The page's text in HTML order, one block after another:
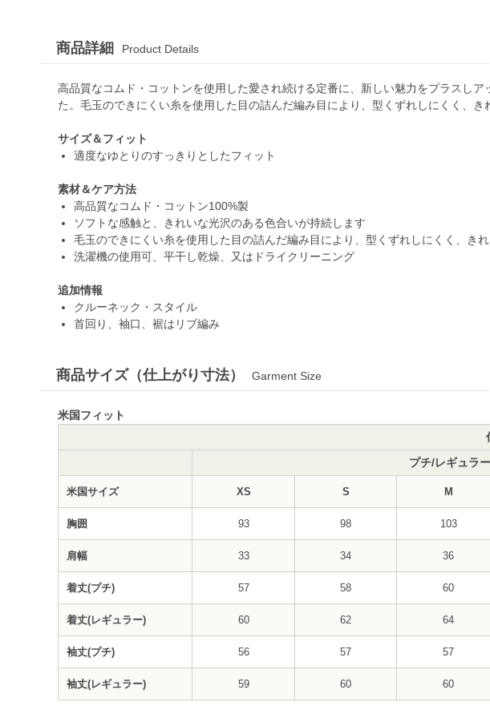
商品詳細 Product Details
高品質なコムド・コットンを使用した愛され続ける定番に、新しい魅力をプラスし
た。毛玉のできにくい糸を使用した目の詰んだ編み目により、型くずれしにくく、き
サイズ＆フィット
適度なゆとりのすっきりとしたフィット
素材＆ケア方法
高品質なコムド・コットン100%製
ソフトな感触と、きれいな光沢のある色合いが持続します
毛玉のできにくい糸を使用した目の詰んだ編み目により、型くずれしにくく、き
洗濯機の使用可、平干し乾燥、又はドライクリーニング
追加情報
クルーネック・スタイル
首回り、袖口、裾はリブ編み
商品サイズ（仕上がり寸法） Garment Size
米国フィット
プチ/レギュラー
米国サイズ XS S M
胸囲 93 98 103
肩幅 33 34 36
着丈(プチ) 57 58 60
着丈(レギュラー) 60 62 64
袖丈(プチ) 56 57 57
袖丈(レギュラー) 59 60 60